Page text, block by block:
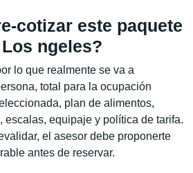
cotizar este paquete
ngeles?
lo que realmente se va a
total para la ocupación
plan de alimentos,
escalas, equipaje y política de tarifa.
el asesor debe proponerte
antes de reservar.